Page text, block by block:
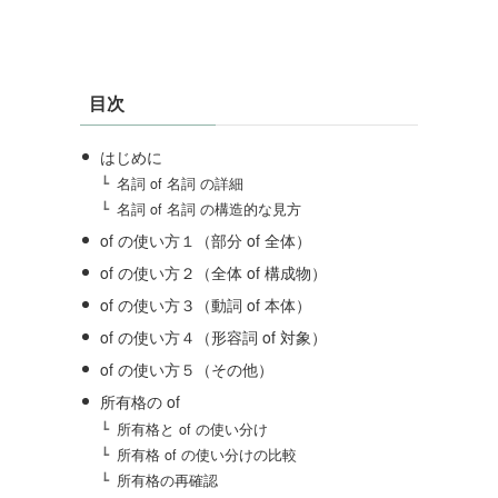
目次
はじめに
名詞 of 名詞 の詳細
名詞 of 名詞 の構造的な見方
of の使い方１（部分 of 全体）
of の使い方２（全体 of 構成物）
of の使い方３（動詞 of 本体）
of の使い方４（形容詞 of 対象）
of の使い方５（その他）
所有格の of
所有格と of の使い分け
所有格 of の使い分けの比較
所有格の再確認